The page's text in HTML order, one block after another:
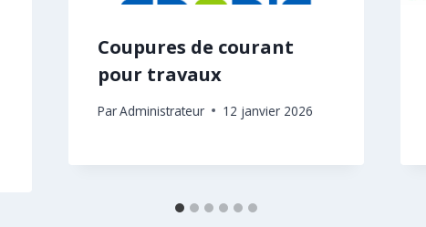
Coupures de courant
pour travaux
ParAdministrateur 12 janvier 2026